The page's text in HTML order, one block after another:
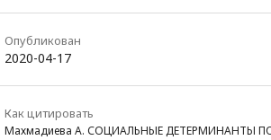
Опубликован
2020-04-17
Как цитировать
Махмадиева А. СОЦИАЛЬНЫЕ ДЕТЕРМИНАНТЫ